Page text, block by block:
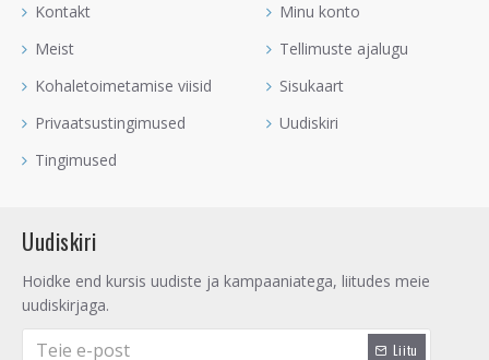
Kontakt
Meist
Kohaletoimetamise viisid
Privaatsustingimused
Tingimused
Minu konto
Tellimuste ajalugu
Sisukaart
Uudiskiri
Uudiskiri
Hoidke end kursis uudiste ja kampaaniatega, liitudes meie
uudiskirjaga.
Liitu